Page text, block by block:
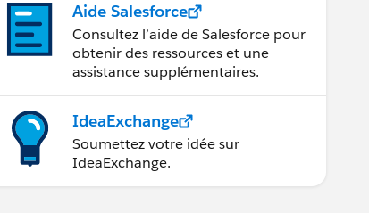
Aide Salesforce
Consultez l’aide de Salesforce pour
obtenir des ressources et une
assistance supplémentaires.
IdeaExchange
Soumettez votre idée sur
IdeaExchange.